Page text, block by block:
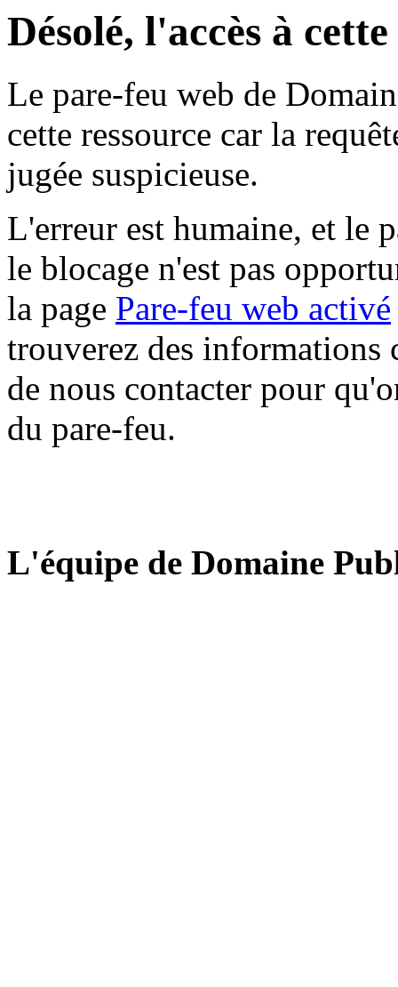
Désolé, l'accès à
Le pare-feu web de
cette ressource car la
jugée suspicieuse.
L'erreur est humaine, et le
le blocage n'est pas
la page Pare-feu web activé
trouverez des informations
de nous contacter pour
du pare-feu.
L'équipe de Domaine